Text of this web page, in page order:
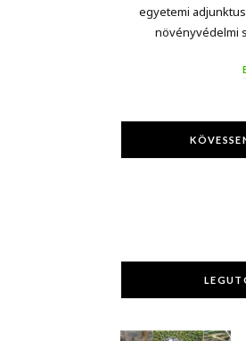
egyetemi
növényvédelmi